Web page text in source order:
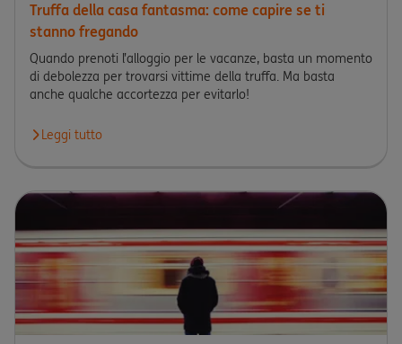
Truffa della casa fantasma: come capire se ti
stanno fregando
Quando prenoti l’alloggio per le vacanze, basta un momento
di debolezza per trovarsi vittime della truffa. Ma basta
anche qualche accortezza per evitarlo!
Leggi tutto
Leggi l'articolo Truffa della casa fantasma: come capire se ti